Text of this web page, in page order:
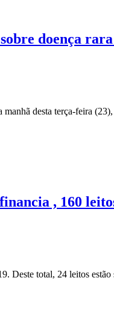
doença
desta terça-feira
, 160
Deste total, 24 leitos